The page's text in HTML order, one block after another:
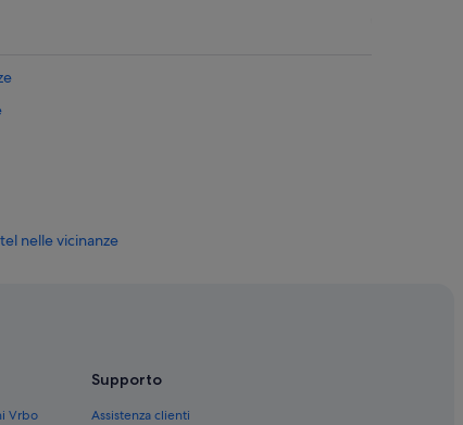
nelle vicinanze
in affitto
Vrbo
Supporto
Assistenza clienti